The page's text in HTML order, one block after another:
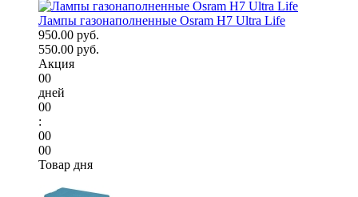
Лампы газонаполненные Osram H7 Ultra Life
950.00 руб.
550.00 руб.
Акция
00
дней
00
:
00
00
Товар дня